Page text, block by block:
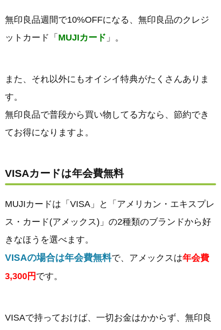
無印良品週間で10%OFFになる、無印良品のクレジ
ットカード「 MUJIカード 」。
また、それ以外にもオイシイ特典がたくさんありま
す。
無印良品で普段から買い物してる方なら、節約でき
てお得になりますよ。
VISAカードは年会費無料
MUJIカードは「VISA」と「アメリカン・エキスプレ
ス・カード(アメックス)」の2種類のブランドから好
きなほうを選べます。
VISAの場合は年会費無料で、アメックスは年会費
3,300円 です。
VISAで持っておけば、一切お金はかからず、無印良